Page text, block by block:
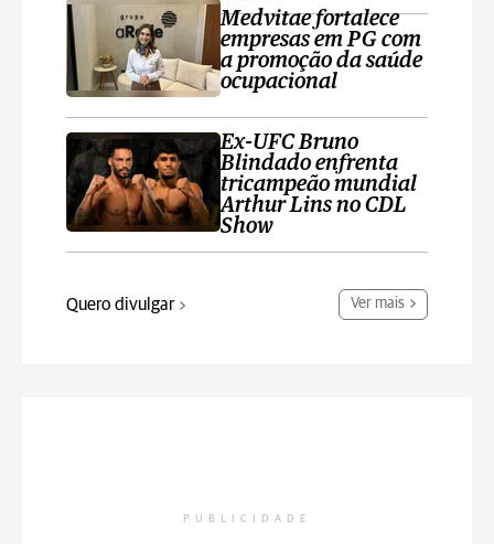
Medvitae fortalece
empresas em PG com
a promoção da saúde
ocupacional
Ex-UFC Bruno
Blindado enfrenta
tricampeão mundial
Arthur Lins no CDL
Show
Quero divulgar Ver mais
PUBLICIDADE